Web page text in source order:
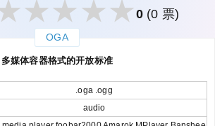
0 (0 票)
OGA
多媒体容器格式的开放标准
.oga .ogg
audio